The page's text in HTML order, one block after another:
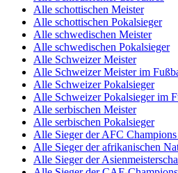
Alle schottischen Meister
Alle schottischen Pokalsieger
Alle schwedischen Meister
Alle schwedischen Pokalsieger
Alle Schweizer Meister
Alle Schweizer Meister im
Alle Schweizer Pokalsieger
Alle Schweizer Pokalsieger im
Alle serbischen Meister
Alle serbischen Pokalsieger
Alle Sieger der AFC
Alle Sieger der afrikanischen
Alle Sieger der